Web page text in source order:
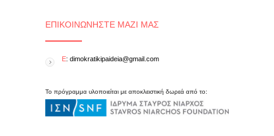
ΕΠΙΚΟΙΝΩΝΉΣΤΕ ΜΑΖΊ ΜΑΣ
E: dimokratikipaideia@gmail.com
Το πρόγραμμα υλοποιείται με αποκλειστική δωρεά από το: